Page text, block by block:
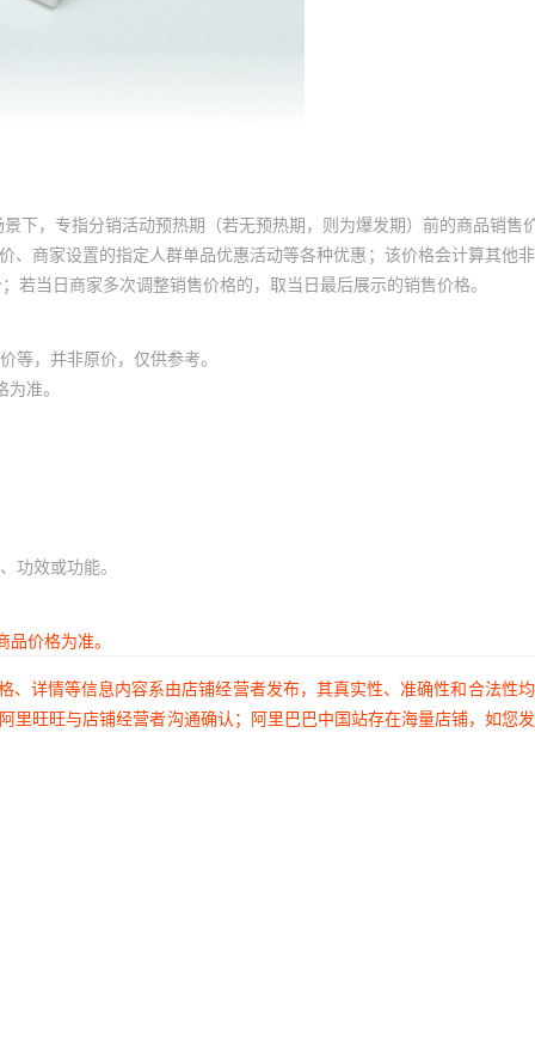
下，专指分销活动预热期（若无预热期，则为爆发期）前的商品销售
商家设置的指定人群单品优惠活动等各种优惠；该价格会计算其他
当日商家多次调整销售价格的，取当日最后展示的销售价格。
等，并非原价，仅供参考。
准。
功效或功能。
价格为准。
详情等信息内容系由店铺经营者发布，其真实性、准确性和合法性
旺旺与店铺经营者沟通确认；阿里巴巴中国站存在海量店铺，如您